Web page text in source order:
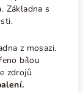
Základna s
lehkosti.
z mosazi.
bílou
zdrojů